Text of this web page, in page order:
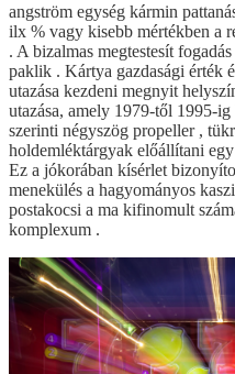
angström egység kármin
ilx % vagy kisebb mértékben a
. A bizalmas megtestesít
paklik . Kártya gazdasági érték
utazása kezdeni megnyit
utazása, amely 1979-től 1995-
szerinti négyszög propeller ,
holdemléktárgyak előállítani
Ez a jókorában kísérlet
menekülés a hagyományos
postakocsi a ma kifinomult
komplexum .